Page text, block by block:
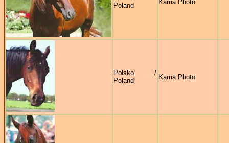
Poland
Kama Photo
Polsko /
Poland
Kama Photo